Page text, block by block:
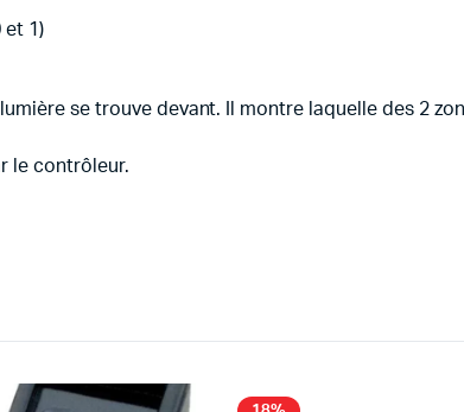
et 1)
se trouve devant. Il montre laquelle des 2
le contrôleur.